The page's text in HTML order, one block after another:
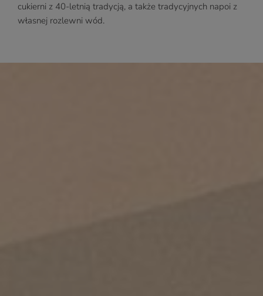
cukierni z 40-letnią tradycją, a także tradycyjnych napoi z
własnej rozlewni wód.